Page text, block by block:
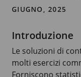
GIUGNO, 2025
Introduzione
Le soluzioni di
molti esercizi
Forniscono